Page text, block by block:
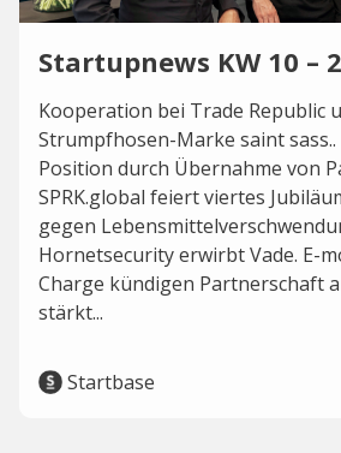
Startupnews KW 10 –
Kooperation bei Trade Republic
Strumpfhosen-Marke saint
Position durch Übernahme von
SPRK.global feiert viertes
gegen
Hornetsecurity erwirbt Vade. E-
Charge kündigen Partnerschaft
stärkt...
Startbase